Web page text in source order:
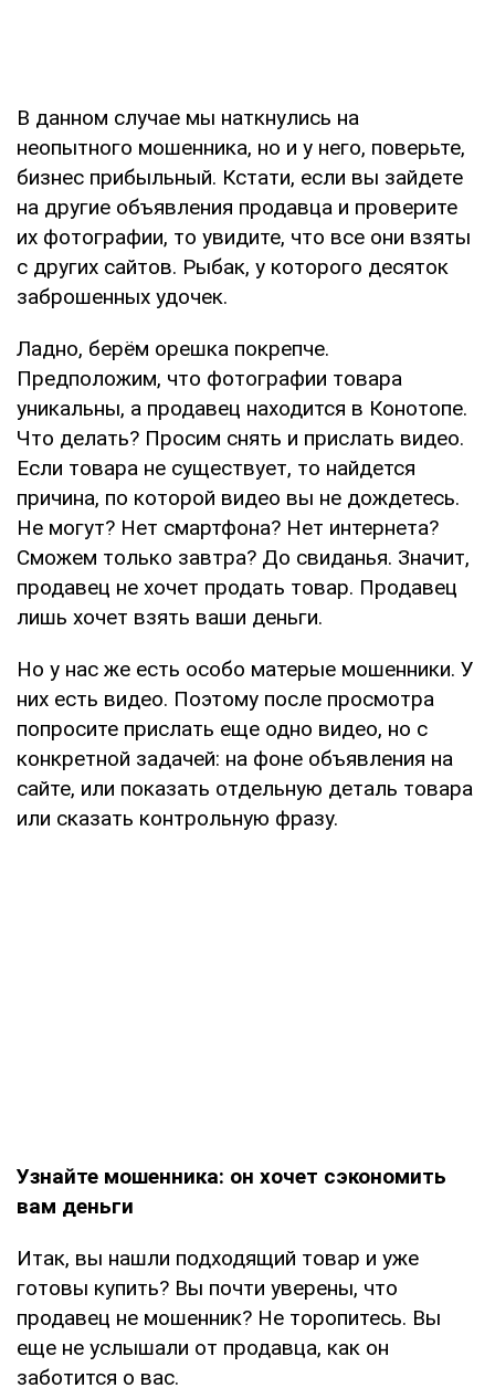
В данном случае мы наткнулись на
неопытного мошенника, но и у него, поверьте,
бизнес прибыльный. Кстати, если вы зайдете
на другие объявления продавца и проверите
их фотографии, то увидите, что все они взяты
с других сайтов. Рыбак, у которого десяток
заброшенных удочек.
Ладно, берём орешка покрепче.
Предположим, что фотографии товара
уникальны, а продавец находится в Конотопе.
Что делать? Просим снять и прислать видео.
Если товара не существует, то найдется
причина, по которой видео вы не дождетесь.
Не могут? Нет смартфона? Нет интернета?
Сможем только завтра? До свиданья. Значит,
продавец не хочет продать товар. Продавец
лишь хочет взять ваши деньги.
Но у нас же есть особо матерые мошенники. У
них есть видео. Поэтому после просмотра
попросите прислать еще одно видео, но с
конкретной задачей: на фоне объявления на
сайте, или показать отдельную деталь товара
или сказать контрольную фразу.
Узнайте мошенника: он хочет сэкономить
вам деньги
Итак, вы нашли подходящий товар и уже
готовы купить? Вы почти уверены, что
продавец не мошенник? Не торопитесь. Вы
еще не услышали от продавца, как он
заботится о вас.